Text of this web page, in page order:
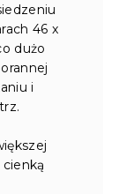
46 x
dużo
i